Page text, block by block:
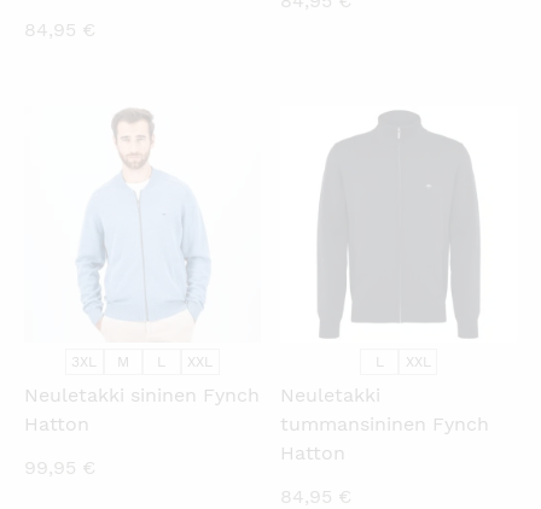
84,95 €
KATSO PIKANÄKYMÄ
3XL M XXL
Neuletakki sininen Fynch
Hatton
99,95 €
KATSO PIKANÄKYMÄ
XXL
Neuletakki
tummansininen Fynch
Hatton
84,95 €